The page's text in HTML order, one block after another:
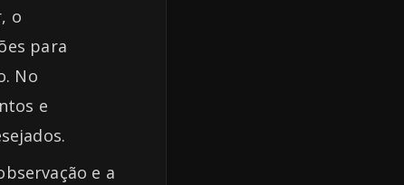
o
para
No
e
e a